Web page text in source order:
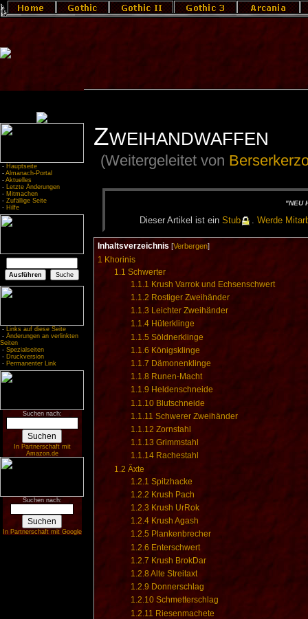
- Hauptseite
- Almanach-Portal
- Aktuelles
- Letzte Änderungen
- Mitmachen
- Zufällige Seite
- Hilfe
- Links auf diese Seite
- Änderungen an verlinkten
Seiten
- Spezialseiten
- Druckversion
- Permanenter Link
Suchen nach:
In Partnerschaft mit
Amazon.de
Suchen nach:
In Partnerschaft mit Google
Zweihandwaffen
(Weitergeleitet von
"NEU
Die­ser Ar­ti­kel ist ein Stub Wer­de
Inhaltsverzeichnis [Verbergen]
1 Khorinis
1.1 Schwerter
1.1.1 Krush Varrok und Echsenschwert
1.1.2 Rostiger Zweihänder
1.1.3 Leichter Zweihänder
1.1.4 Hüterklinge
1.1.5 Söldnerklinge
1.1.6 Königsklinge
1.1.7 Dämonenklinge
1.1.8 Runen-Macht
1.1.9 Heldenschneide
1.1.10 Blutschneide
1.1.11 Schwerer Zweihänder
1.1.12 Zornstahl
1.1.13 Grimmstahl
1.1.14 Rachestahl
1.2 Äxte
1.2.1 Spitzhacke
1.2.2 Krush Pach
1.2.3 Krush UrRok
1.2.4 Krush Agash
1.2.5 Plankenbrecher
1.2.6 Enterschwert
1.2.7 Krush BrokDar
1.2.8 Alte Streitaxt
1.2.9 Donnerschlag
1.2.10 Schmetterschlag
1.2.11 Riesenmachete